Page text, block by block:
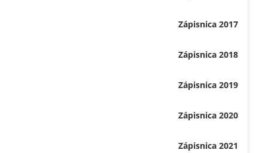
Zápisnica 2017
Zápisnica 2018
Zápisnica 2019
Zápisnica 2020
Zápisnica 2021